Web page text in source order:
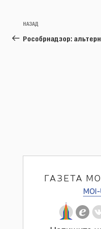
Навигация
по
Предыдущая
запись:
НАЗАД
Рособрнадзор:
ГАЗЕТА